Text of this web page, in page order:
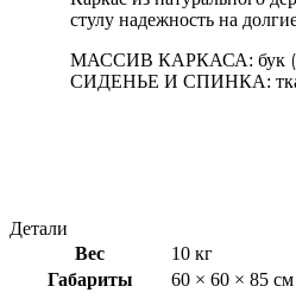
стулу надежность на
МАССИВ КАРКАСА: бук
СИДЕНЬЕ И СПИНКА:
Детали
Вес
10 кг
Габариты
60 × 60 × 85 см